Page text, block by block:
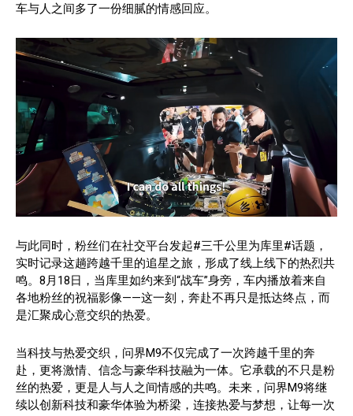
车与人之间多了一份细腻的情感回应。
与此同时，粉丝们在社交平台发起#三千公里为库里#话题，
实时记录这趟跨越千里的追星之旅，形成了线上线下的热烈共
鸣。8月18日，当库里如约来到“战车”身旁，车内播放着来自
各地粉丝的祝福影像——这一刻，奔赴不再只是抵达终点，而
是汇聚成心意交织的热爱。
当科技与热爱交织，问界M9不仅完成了一次跨越千里的奔
赴，更将激情、信念与豪华科技融为一体。它承载的不只是粉
丝的热爱，更是人与人之间情感的共鸣。未来，问界M9将继
续以创新科技和豪华体验为桥梁，连接热爱与梦想，让每一次